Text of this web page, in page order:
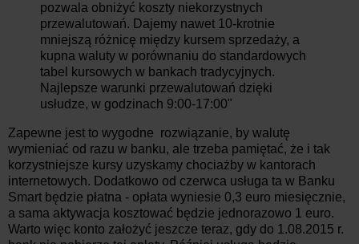
pozwala obniżyć koszty niekorzystnych
przewalutowań. Dajemy nawet 10-krotnie
mniejszą różnicę między kursem sprzedaży, a
kupna waluty w porównaniu do standardowych
tabel kursowych w bankach tradycyjnych.
Najlepsze warunki przewalutowań dzięki
usłudze, w godzinach 9:00-17:00"
Zapewne jest to wygodne rozwiązanie, by walutę
wymieniać od razu w banku, ale trzeba pamiętać, że i tak
korzystniejsze kursy uzyskamy chociażby w kantorach
internetowych. Dodatkowo od czerwca usługa ta w Banku
Smart będzie płatna - opłata wyniesie 0,3 euro miesięcznie,
a sama aktywacja kosztować będzie jednorazowo 1 euro.
Warto więc konto założyć jeszcze teraz, gdy do 1.08.2015 r.